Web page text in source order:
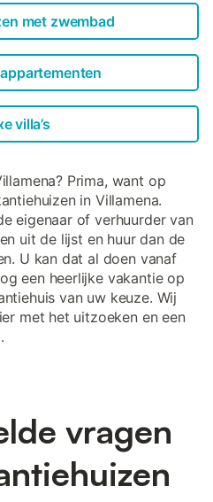
met zwembad
villa’s
Prima, want op
in Villamena.
eigenaar of verhuurder van
uit de lijst en huur dan de
U kan dat al doen vanaf
een heerlijke vakantie op
van uw keuze. Wij
met het uitzoeken en een
vragen